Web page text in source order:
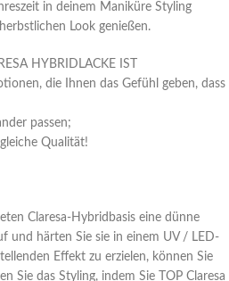
in deinem Maniküre Styling
Look genießen.
HYBRIDLACKE IST
die Ihnen das Gefühl geben, dass
passen;
Qualität!
Claresa-Hybridbasis eine dünne
und härten Sie sie in einem UV / LED-
Effekt zu erzielen, können Sie
Sie das Styling, indem Sie TOP Claresa